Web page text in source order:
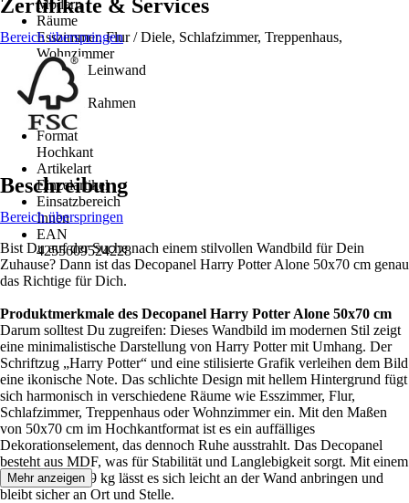
Modern
Räume
Esszimmer, Flur / Diele, Schlafzimmer, Treppenhaus,
Wohnzimmer
Material Leinwand
MDF
Material Rahmen
-
Format
Hochkant
Artikelart
Einzelartikel
Einsatzbereich
Innen
EAN
4255609524228
Zertifikate & Services
Bereich überspringen
Beschreibung
Bereich überspringen
Bist Du auf der Suche nach einem stilvollen Wandbild für Dein
Zuhause? Dann ist das Decopanel Harry Potter Alone 50x70 cm genau
das Richtige für Dich.
Produktmerkmale des Decopanel Harry Potter Alone 50x70 cm
Darum solltest Du zugreifen: Dieses Wandbild im modernen Stil zeigt
eine minimalistische Darstellung von Harry Potter mit Umhang. Der
Schriftzug „Harry Potter“ und eine stilisierte Grafik verleihen dem Bild
eine ikonische Note. Das schlichte Design mit hellem Hintergrund fügt
sich harmonisch in verschiedene Räume wie Esszimmer, Flur,
Schlafzimmer, Treppenhaus oder Wohnzimmer ein. Mit den Maßen
von 50x70 cm im Hochkantformat ist es ein auffälliges
Dekorationselement, das dennoch Ruhe ausstrahlt. Das Decopanel
besteht aus MDF, was für Stabilität und Langlebigkeit sorgt. Mit einem
Gewicht von 2,9 kg lässt es sich leicht an der Wand anbringen und
bleibt sicher an Ort und Stelle.
Mehr anzeigen